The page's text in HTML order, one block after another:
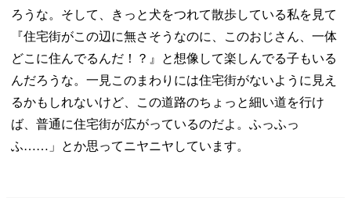
ろうな。そして、きっと犬をつれて散歩している私を見て
『住宅街がこの辺に無さそうなのに、このおじさん、一体
どこに住んでるんだ！？』と想像して楽しんでる子もいる
んだろうな。一見このまわりには住宅街がないように見え
るかもしれないけど、この道路のちょっと細い道を行け
ば、普通に住宅街が広がっているのだよ。ふっふっ
ふ……」とか思ってニヤニヤしています。